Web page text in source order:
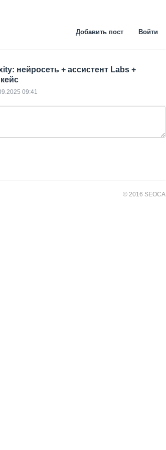
Добавить пост Войти
нейросеть + ассистент Labs +
09:41
© 2016 SEOCA